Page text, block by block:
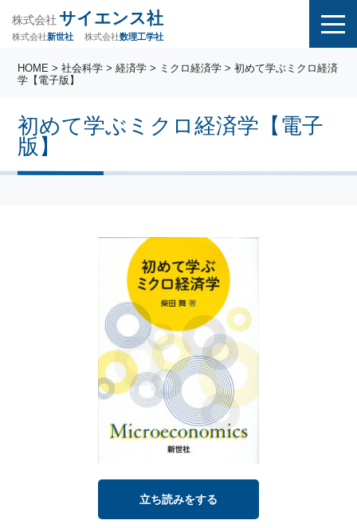
株式会社 サイエンス社
株式会社新世社 株式会社数理工学社
初めて学ぶミクロ経済学【電子
版】
HOME >社会科学 >経済学 > ミクロ経済学 > 初めて学ぶミクロ経済
学【電子版】
立ち読みをする